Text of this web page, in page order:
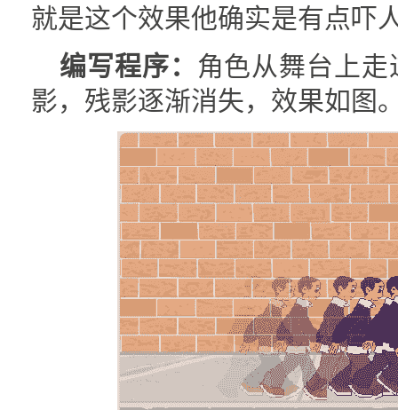
就是这个效果他确实是有点吓
编写程序： 角色从舞台上
影，残影逐渐消失，效果如图